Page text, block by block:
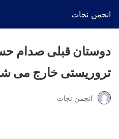
انجمن نجات
دوستان قبلی صدام
تروریستی خارج می
انجمن نجات